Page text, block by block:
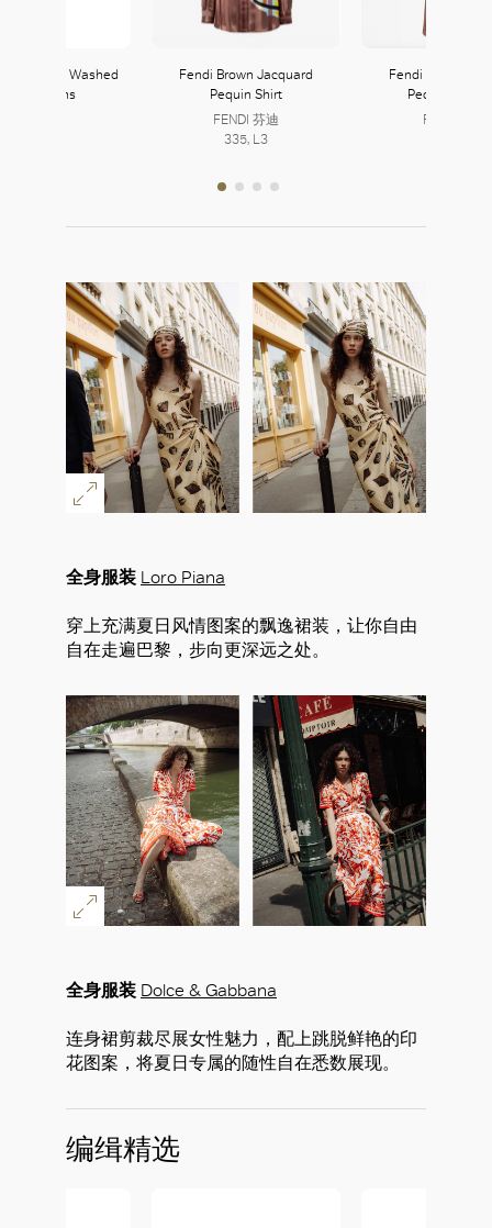
Leg Washed
Jeans
Fendi Brown Jacquard
Pequin Shirt
FENDI 芬迪
335, L3
Fendi Brown
Pequin
FENDI 芬迪
全身服装 Loro Piana
穿上充满夏日风情图案的飘逸裙装，让你自由
自在走遍巴黎，步向更深远之处。
全身服装 Dolce & Gabbana
连身裙剪裁尽展女性魅力，配上跳脱鲜艳的印
花图案，将夏日专属的随性自在悉数展现。
编缉精选